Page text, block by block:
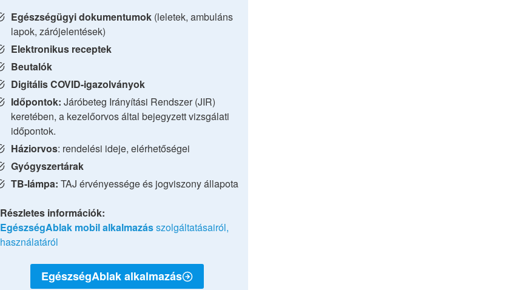
Egészségügyi dokumentumok (leletek, ambuláns
lapok, zárójelentések)
Elektronikus receptek
Beutalók
Digitális COVID-igazolványok
Időpontok: Járóbeteg Irányítási Rendszer (JIR)
keretében, a kezelőorvos által bejegyzett vizsgálati
időpontok.
Háziorvos: rendelési ideje, elérhetőségei
Gyógyszertárak
TB-lámpa: TAJ érvényessége és jogviszony állapota
Részletes információk:
EgészségAblak mobil alkalmazásszolgáltatásairól,
használatáról
EgészségAblak alkalmazás